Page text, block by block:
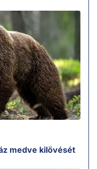
medve kilövését